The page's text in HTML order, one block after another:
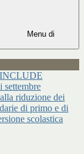
Menu di
settembre
riduzione dei
di primo e di
scolastica